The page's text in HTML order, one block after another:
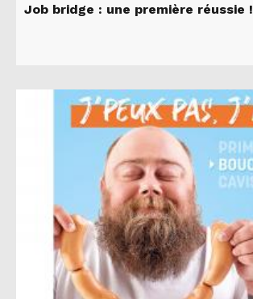
Job bridge : une première réussie !